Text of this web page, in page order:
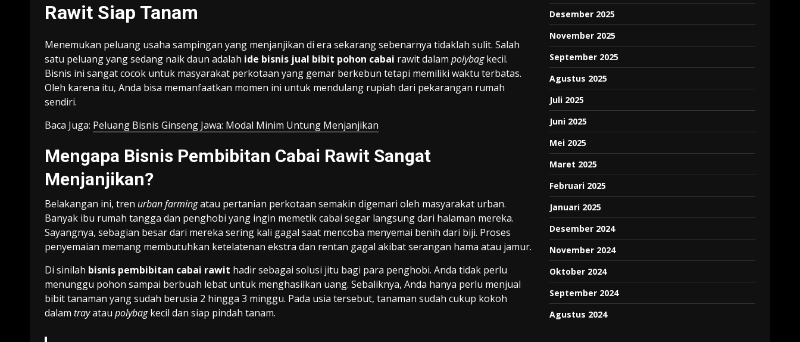
Rawit Siap Tanam
Menemukan peluang usaha sampingan yang menjanjikan di era sekarang sebenarnya tidaklah sulit. Salah
satu peluang yang sedang naik daun adalah ide bisnis jual bibit pohon cabai rawit dalam polybagkecil.
Bisnis ini sangat cocok untuk masyarakat perkotaan yang gemar berkebun tetapi memiliki waktu terbatas.
Oleh karena itu, Anda bisa memanfaatkan momen ini untuk mendulang rupiah dari pekarangan rumah
sendiri.
Baca Juga: Peluang Bisnis Ginseng Jawa: Modal Minim Untung Menjanjikan
Mengapa Bisnis Pembibitan Cabai Rawit Sangat
Menjanjikan?
Belakangan ini, tren urban farmingatau pertanian perkotaan semakin digemari oleh masyarakat urban.
Banyak ibu rumah tangga dan penghobi yang ingin memetik cabai segar langsung dari halaman mereka.
Sayangnya, sebagian besar dari mereka sering kali gagal saat mencoba menyemai benih dari biji. Proses
penyemaian memang membutuhkan ketelatenan ekstra dan rentan gagal akibat serangan hama atau jamur.
Di sinilah bisnis pembibitan cabai rawit hadir sebagai solusi jitu bagi para penghobi. Anda tidak perlu
menunggu pohon sampai berbuah lebat untuk menghasilkan uang. Sebaliknya, Anda hanya perlu menjual
bibit tanaman yang sudah berusia 2 hingga 3 minggu. Pada usia tersebut, tanaman sudah cukup kokoh
dalam trayatau polybagkecil dan siap pindah tanam.
Desember 2025
November 2025
September 2025
Agustus 2025
Juli 2025
Juni 2025
Mei 2025
Maret 2025
Februari 2025
Januari 2025
Desember 2024
November 2024
Oktober 2024
September 2024
Agustus 2024